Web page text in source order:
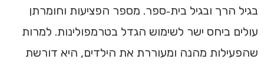
בגיל הרך ובגיל בית‑ספר. מספר הפציעות וחומרתן
עולים ביחס ישר לשימוש הגדל בטרמפולינות. למרות
שהפעילות מהנה ומעוררת את הילדים, היא דורשת